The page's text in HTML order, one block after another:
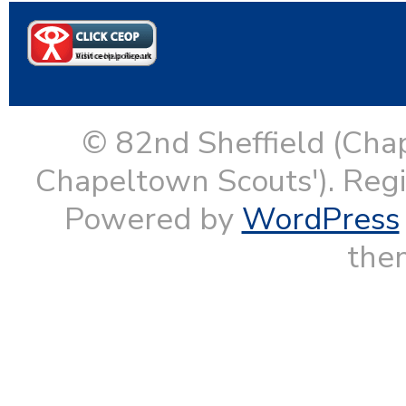
© 82nd Sheffield
Chapeltown Scouts').
Powered by WordPress